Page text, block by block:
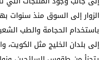
الزوار إلى السوق منذ سنوات
باستخدام الحجامة والطب
إلى بلدان الخليج مثل الكويت،